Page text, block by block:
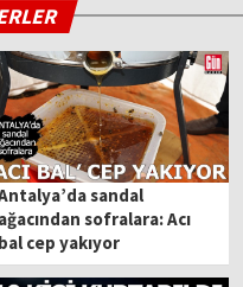
sandal
ağacından sofralara: Acı
bal cep yakıyor